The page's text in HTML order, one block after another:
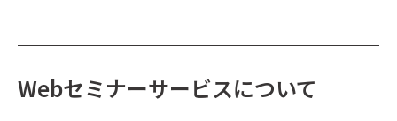
Webセミナーサービスについて